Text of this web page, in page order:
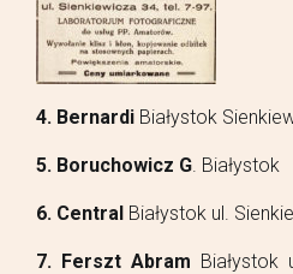
4. Bernardi Białystok
5. Boruchowicz G. Białystok
6. Central Białystok ul.
7. Ferszt Abram